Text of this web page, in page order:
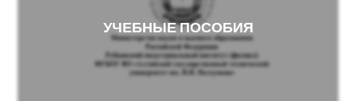
УЧЕБНЫЕ ПОСОБИЯ